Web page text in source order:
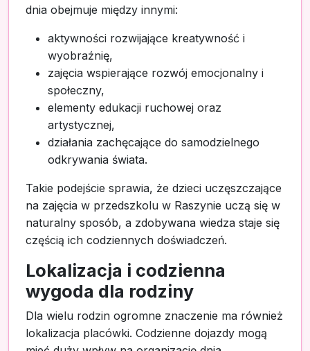
dnia obejmuje między innymi:
aktywności rozwijające kreatywność i
wyobraźnię,
zajęcia wspierające rozwój emocjonalny i
społeczny,
elementy edukacji ruchowej oraz
artystycznej,
działania zachęcające do samodzielnego
odkrywania świata.
Takie podejście sprawia, że dzieci uczęszczające
na zajęcia w przedszkolu w Raszynie uczą się w
naturalny sposób, a zdobywana wiedza staje się
częścią ich codziennych doświadczeń.
Lokalizacja i codzienna
wygoda dla rodziny
Dla wielu rodzin ogromne znaczenie ma również
lokalizacja placówki. Codzienne dojazdy mogą